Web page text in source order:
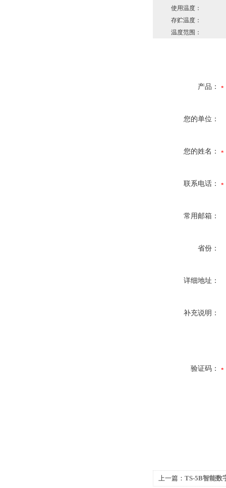
使用温度：
存贮温度：
温度范围：
产品：
您的单位：
您的姓名：
联系电话：
常用邮箱：
省份：
详细地址：
补充说明：
验证码：
上一篇： TS-5B智能数